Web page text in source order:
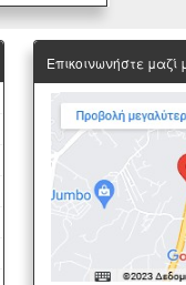
Επικοινωνήστε μαζί